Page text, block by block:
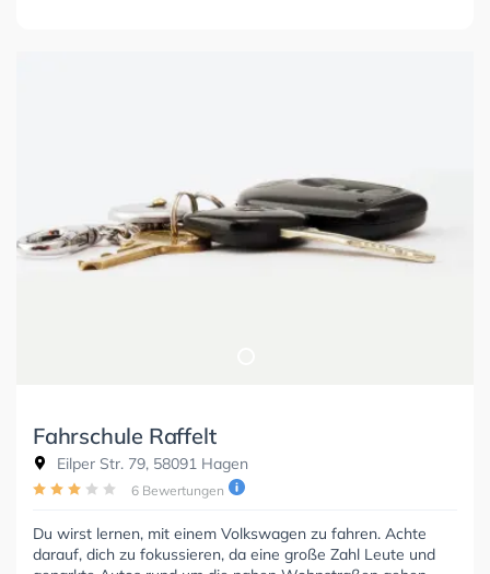
Fahrschule Raffelt
Eilper Str. 79, 58091 Hagen
6 Bewertungen
Du wirst lernen, mit einem Volkswagen zu fahren. Achte
darauf, dich zu fokussieren, da eine große Zahl Leute und